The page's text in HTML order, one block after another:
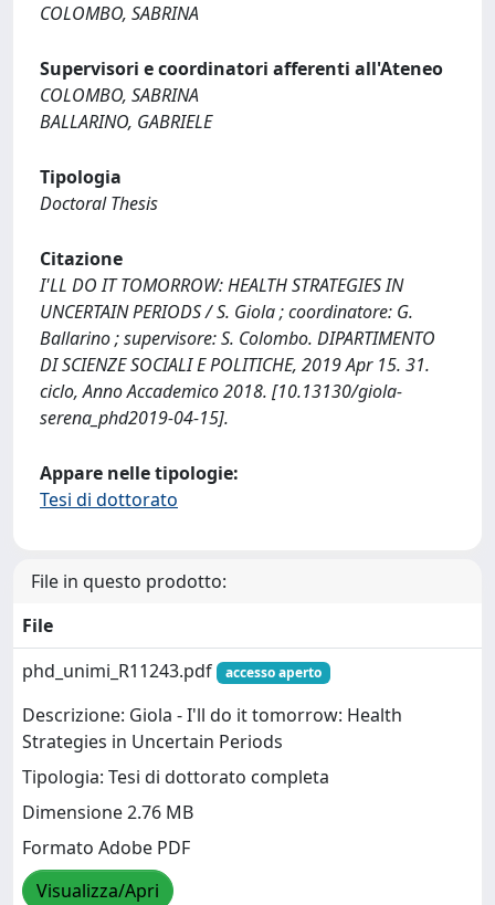
COLOMBO, SABRINA
Supervisori e coordinatori afferenti all'Ateneo
COLOMBO, SABRINA
BALLARINO, GABRIELE
Tipologia
Doctoral Thesis
Citazione
I'LL DO IT TOMORROW: HEALTH STRATEGIES IN
UNCERTAIN PERIODS / S. Giola ; coordinatore: G.
Ballarino ; supervisore: S. Colombo. DIPARTIMENTO
DI SCIENZE SOCIALI E POLITICHE, 2019 Apr 15. 31.
ciclo, Anno Accademico 2018. [10.13130/giola-
serena_phd2019-04-15].
Appare nelle tipologie:
Tesi di dottorato
File in questo prodotto:
File
phd_unimi_R11243.pdf
accesso aperto
Descrizione: Giola - I'll do it tomorrow: Health
Strategies in Uncertain Periods
Tipologia: Tesi di dottorato completa
Dimensione 2.76 MB
Formato Adobe PDF
Visualizza/Apri